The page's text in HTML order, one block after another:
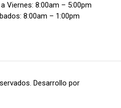
Viernes: 8:00am – 5:00pm
8:00am – 1:00pm
Desarrollo por